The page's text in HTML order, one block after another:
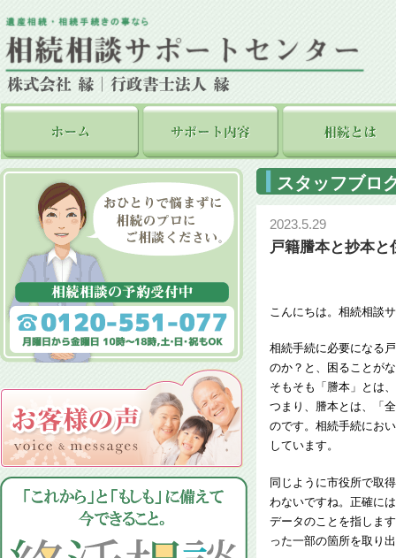
スタッフブロ
2023.5.29
戸籍謄本と抄本と
こんにちは。相続相談
相続手続に必要になる
のか？と、困ることが
そもそも「謄本」とは
つまり、謄本とは、「
のです。相続手続にお
しています。
同じように市役所で取
わないですね。正確に
データのことを指しま
った一部の箇所を取り